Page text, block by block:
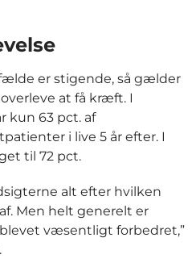
er stigende, så gælder
at få kræft. I
kun 63 pct. af
i live 5 år efter. I
til 72 pct.
alt efter hvilken
Men helt generelt er
væsentligt forbedret,”